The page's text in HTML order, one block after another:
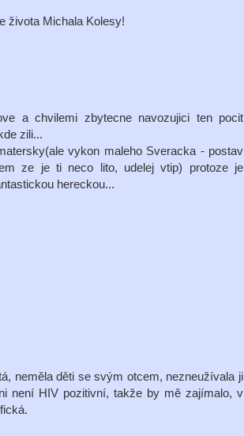
života Michala Kolesy!
a chvilemi zbytecne navozujici ten pocit
zili...
vykon maleho Sveracka - postav
ze je ti neco lito, udelej vtip) protoze je
hereckou...
neměla děti se svým otcem, nezneužívala ji
není HIV pozitivní, takže by mě zajímalo, v